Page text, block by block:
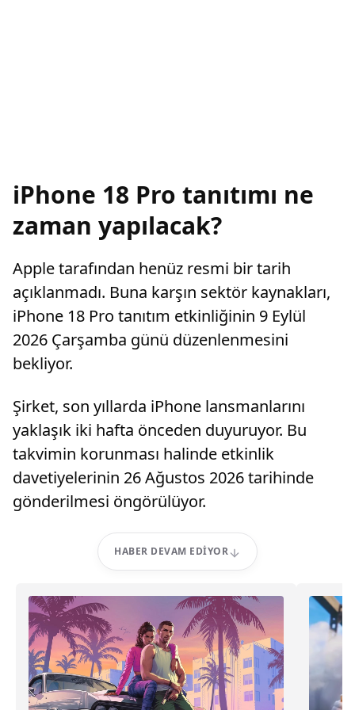
iPhone 18 Pro tanıtımı ne
zaman yapılacak?
Apple tarafından henüz resmi bir tarih
açıklanmadı. Buna karşın sektör kaynakları,
iPhone 18 Pro tanıtım etkinliğinin 9 Eylül
2026 Çarşamba günü düzenlenmesini
bekliyor.
Şirket, son yıllarda iPhone lansmanlarını
yaklaşık iki hafta önceden duyuruyor. Bu
takvimin korunması halinde etkinlik
davetiyelerinin 26 Ağustos 2026 tarihinde
gönderilmesi öngörülüyor.
HABER DEVAM EDIYOR